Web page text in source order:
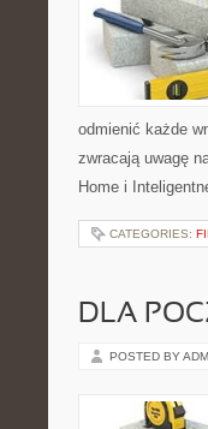
odmienić każde
zwracają uwagę
Home i
CATEGORIES:
DLA
POSTED BY